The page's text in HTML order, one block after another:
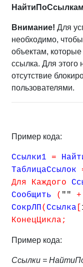
Внимание! Для
необходимо,
объектам,
ссылка. Для этого
отсутствие
пользователями.
Пример кода:
Ссылки1 =
ТаблицаСсылок
Для Каждого
Сообщить
( "" +
СокрЛП( Ссылка [
КонецЦикла ;
Пример кода:
Ссылки =